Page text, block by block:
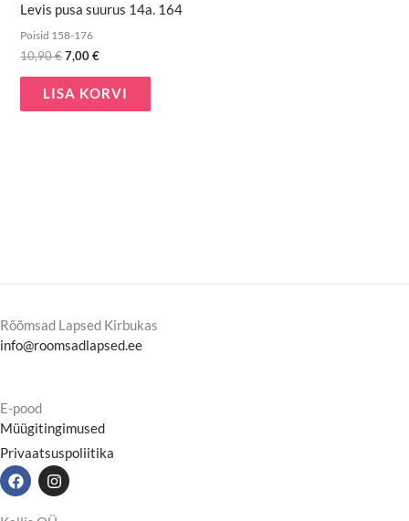
Levis pusa suurus 14a. 164
Poisid 158-176
10,90€7,00€
LISA KORVI
Rõõmsad Lapsed Kirbukas
info@roomsadlapsed.ee
E-pood
Müügitingimused
Privaatsuspoliitika
F
a
I
n